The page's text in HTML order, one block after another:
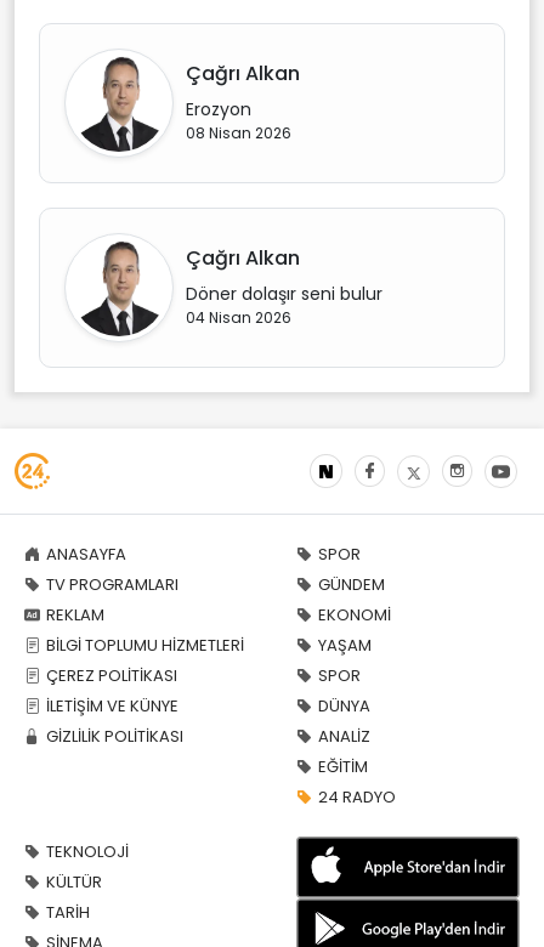
Çağrı Alkan
Erozyon
08 Nisan 2026
Çağrı Alkan
Döner dolaşır seni bulur
04 Nisan 2026
ANASAYFA
TV PROGRAMLARI
REKLAM
BİLGİ TOPLUMU HİZMETLERİ
ÇEREZ POLİTİKASI
İLETİŞİM VE KÜNYE
GİZLİLİK POLİTİKASI
SPOR
GÜNDEM
EKONOMİ
YAŞAM
SPOR
DÜNYA
ANALİZ
EĞİTİM
24 RADYO
TEKNOLOJİ
KÜLTÜR
TARİH